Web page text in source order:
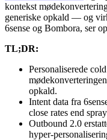
kontekst
generiske opkald — og
6sense og Bombora, ser
TL;DR:
Personaliserede
opkald.
Intent data fra
close rates end
Outbound 2.0
hyper-